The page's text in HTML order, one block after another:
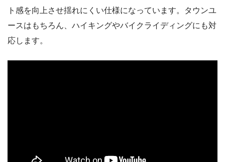
ト感を向上させ揺れにくい仕様になっています。タウンユ
ースはもちろん、ハイキングやバイクライディングにも対
応します。